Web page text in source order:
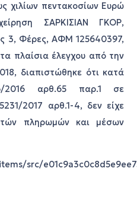
χιλίων πεντακοσίων Ευρώ
ΣΑΡΚΙΣΙΑΝ ΓΚΟΡ,
3, Φέρες, ΑΦΜ 125640397,
πλαίσια έλεγχου από την
διαπιστώθηκε ότι κατά
2016 αρθ.65 παρ.1 σε
2017 αρθ.1-4, δεν είχε
πληρωμών και μέσων
src/